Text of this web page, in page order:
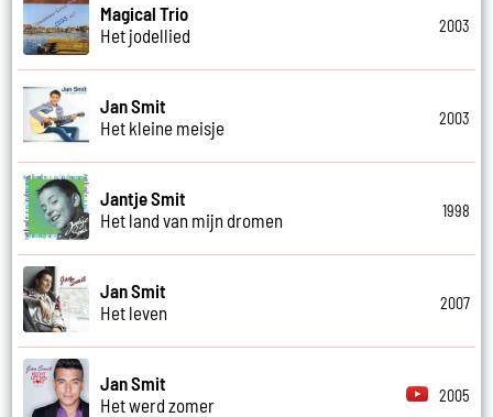
Magical Trio
Het jodellied
2003
Jan Smit
Het kleine meisje
2003
Jantje Smit
Het land van mijn dromen
1998
Jan Smit
Het leven
2007
Jan Smit
Het werd zomer
2005